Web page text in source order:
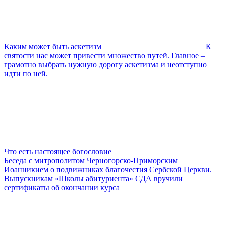
Каким может быть аскетизм
К
святости нас может привести множество путей. Главное –
грамотно выбрать нужную дорогу аскетизма и неотступно
идти по ней.
Что есть настоящее богословие
Беседа с митрополитом Черногорско-Приморским
Иоанникием о подвижниках благочестия Сербской Церкви.
Выпускникам «Школы абитуриента» СДА вручили
сертификаты об окончании курса